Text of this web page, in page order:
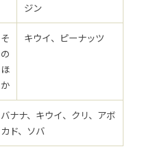
ジン
そ
の
ほ
か
キウイ、ピーナッツ
バナナ、キウイ、クリ、アボ
カド、ソバ